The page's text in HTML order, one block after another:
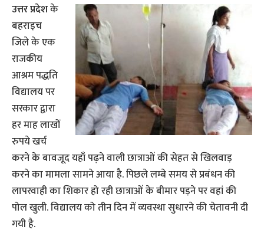
उत्तर प्रदेशके
बहराइच
जिले के एक
राजकीय
आश्रम पद्धति
विद्यालय पर
सरकार द्वारा
हर माह लाखों
रुपये खर्च
करने के बावजूद यहाँ पढ़ने वाली छात्राओं की सेहत से खिलवाड़
करने का मामला सामने आया है. पिछले लम्बे समय से प्रबंधन की
लापरवाही का शिकार हो रही छात्राओं के बीमार पड़ने पर वहां की
पोल खुली. विद्यालय को तीन दिन में व्यवस्था सुधारने की चेतावनी दी
गयी है.